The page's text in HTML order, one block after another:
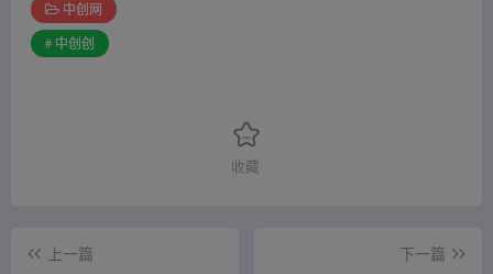
中创网
# 中创创
收藏
上一篇
下一篇